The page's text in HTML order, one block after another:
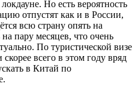
Но есть вероятность
отпустят как и в России,
всю страну опять на
пару месяцев, что очень
По туристической визе
скорее всего в этом году вряд
в Китай по